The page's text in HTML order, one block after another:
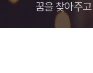
꿈을 찾아주